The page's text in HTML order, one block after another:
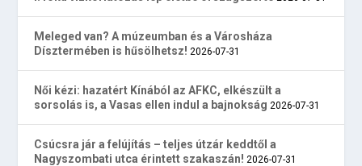
Meleged van? A múzeumban és a Városháza
Dísztermében is hűsölhetsz! 2026-07-31
Női kézi: hazatért Kínából az AFKC, elkészült a
sorsolás is, a Vasas ellen indul a bajnokság 2026-07-31
Csúcsra jár a felújítás – teljes útzár keddtől a
Nagyszombati utca érintett szakaszán! 2026-07-31